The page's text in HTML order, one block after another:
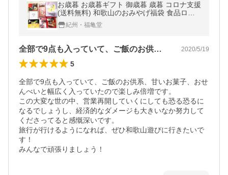
お歳暮 お歳暮ギフト 御歳暮 歳暮 コロナ支援
(送料無料) 和歌山のおみやげ福袋 食品ロス
対策 賞味期限7/10〜7/31 お年賀 年賀 御年賀
送料無料 高級
紀州・福亀堂
全部で9点も入っていて、ご飯のお供系、… 2020/5/19
5
全部で9点も入っていて、ご飯のお供系、甘いお菓子、おせ
んべいと幅広く入っていたので楽しみ倍増です。
この大変な世の中、営業再開していくにしても恐る恐るに
なるでしょうし、経済的なダメージも大きいなか努力して
くださってると感慨深いです。
旅行が行けるようになれば、ぜひ和歌山遊びに行きたいで
す！
みんなで頑張りましょう！